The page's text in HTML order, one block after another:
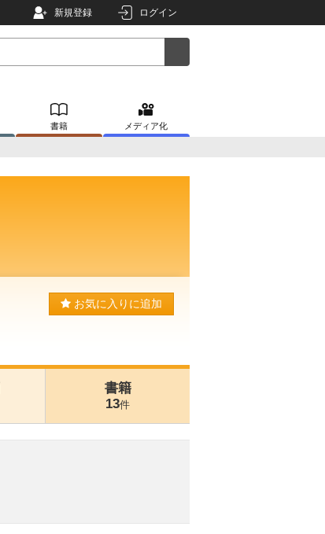
新規登録 ログイン
書籍 メディア化
お気に入りに追加
書籍
13件